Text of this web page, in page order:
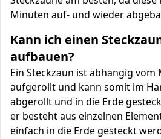
Minuten auf- und wieder
Kann ich einen
aufbauen?
Ein Steckzaun ist abhängig
aufgerollt und kann somit im
abgerollt und in die Erde
er besteht aus einzelnen
einfach in die Erde gesteckt